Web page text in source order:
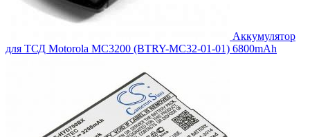
Аккумулятор
для ТСД Motorola MC3200 (BTRY-MC32-01-01) 6800mAh